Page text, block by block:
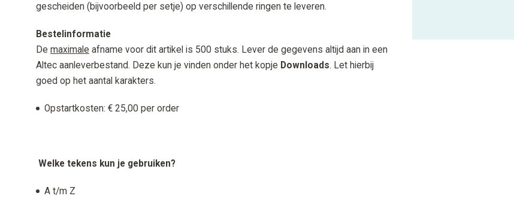
gescheiden (bijvoorbeeld per setje) op verschillende ringen te leveren.
Bestelinformatie
De maximale afname voor dit artikel is 500 stuks. Lever de gegevens altijd aan in een
Altec aanleverbestand. Deze kun je vinden onder het kopje Downloads. Let hierbij
goed op het aantal karakters.
Opstartkosten: € 25,00 per order
Welke tekens kun je gebruiken?
A t/m Z